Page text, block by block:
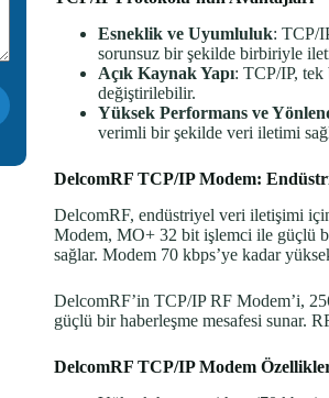
Esneklik ve Uyumluluk: TCP/
sorunsuz bir şekilde birbiriyle
Açık Kaynak Yapı: TCP/IP,
değiştirilebilir.
Yüksek Performans ve
verimli bir şekilde veri iletimi
DelcomRF TCP/IP Modem:
DelcomRF, endüstriyel veri iletişimi
Modem, MO+ 32 bit işlemci ile güçlü
sağlar. Modem 70 kbps’ye kadar
DelcomRF’in TCP/IP RF Modem’i,
güçlü bir haberleşme mesafesi sunar.
DelcomRF TCP/IP Modem